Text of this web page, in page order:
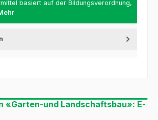
basiert auf der Bildungsverordnung,
«Garten-und Landschaftsbau»: E-